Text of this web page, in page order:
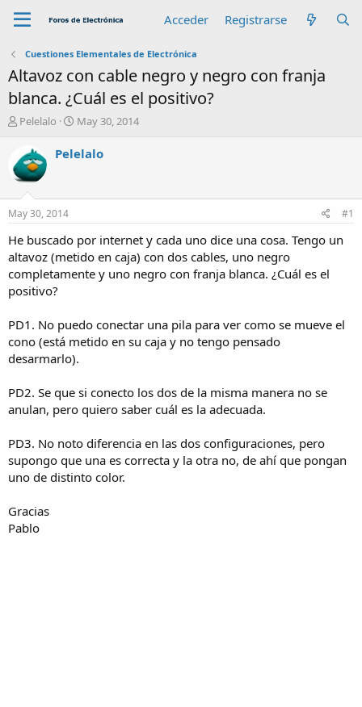
Acceder Registrarse
Cuestiones Elementales de Electrónica
Altavoz con cable negro y negro con franja
blanca. ¿Cuál es el positivo?
A
o
r
Pelelalo
F
c
n
i
c
i
May 30, 2014
Pelelalo
May 30, 2014 #1
He buscado por internet y cada uno dice una cosa. Tengo un
altavoz (metido en caja) con dos cables, uno negro
completamente y uno negro con franja blanca. ¿Cuál es el
positivo?
PD1. No puedo conectar una pila para ver como se mueve el
cono (está metido en su caja y no tengo pensado
desarmarlo).
PD2. Se que si conecto los dos de la misma manera no se
anulan, pero quiero saber cuál es la adecuada.
PD3. No noto diferencia en las dos configuraciones, pero
supongo que una es correcta y la otra no, de ahí que pongan
uno de distinto color.
Gracias
Pablo